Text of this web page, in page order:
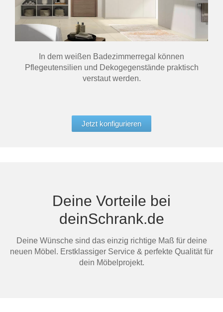
In dem weißen Badezimmerregal können
Pflegeutensilien und Dekogegenstände praktisch
verstaut werden.
Jetzt konfigurieren
Deine Vorteile bei
deinSchrank.de
Deine Wünsche sind das einzig richtige Maß für deine
neuen Möbel. Erstklassiger Service & perfekte Qualität für
dein Möbelprojekt.